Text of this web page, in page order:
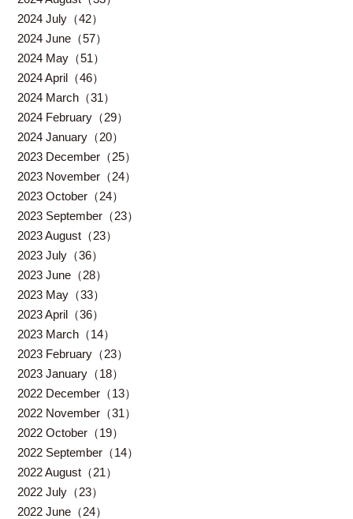
2024 July（42）
2024 June（57）
2024 May（51）
2024 April（46）
2024 March（31）
2024 February（29）
2024 January（20）
2023 December（25）
2023 November（24）
2023 October（24）
2023 September（23）
2023 August（23）
2023 July（36）
2023 June（28）
2023 May（33）
2023 April（36）
2023 March（14）
2023 February（23）
2023 January（18）
2022 December（13）
2022 November（31）
2022 October（19）
2022 September（14）
2022 August（21）
2022 July（23）
2022 June（24）